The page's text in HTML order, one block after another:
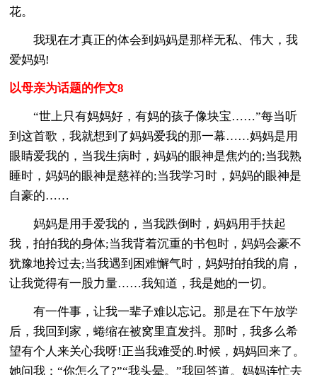
花。
我现在才真正的体会到妈妈是那样无私、伟大，我
爱妈妈!
以母亲为话题的作文8
“世上只有妈妈好，有妈的孩子像块宝……”每当听
到这首歌，我就想到了妈妈爱我的那一幕……妈妈是用
眼睛爱我的，当我生病时，妈妈的眼神是焦灼的;当我熟
睡时，妈妈的眼神是慈祥的;当我学习时，妈妈的眼神是
自豪的……
妈妈是用手爱我的，当我跌倒时，妈妈用手扶起
我，拍拍我的身体;当我背着沉重的书包时，妈妈会豪不
犹豫地拎过去;当我遇到困难懈气时，妈妈拍拍我的肩，
让我觉得有一股力量……我知道，我是她的一切。
有一件事，让我一辈子难以忘记。那是在下午放学
后，我回到家，蜷缩在被窝里直发抖。那时，我多么希
望有个人来关心我呀!正当我难受的.时候，妈妈回来了。
她问我：“你怎么了?”“我头晕。”我回答道。妈妈连忙去